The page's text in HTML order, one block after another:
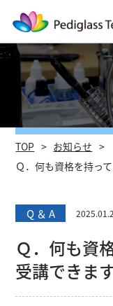
TOP
お知らせ
Ｑ．何も資格を持っ
Q ＆ A
Ｑ．何も資
受講できま